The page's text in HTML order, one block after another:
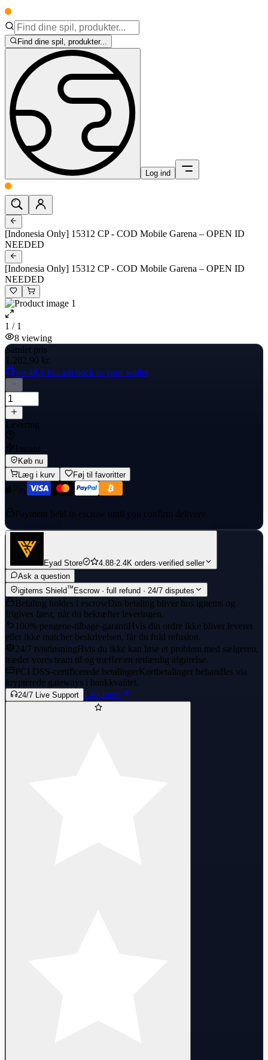
Find dine spil, produkter...
Log ind
[Indonesia Only] 15312 CP - COD Mobile Garena – OPEN ID
NEEDED
[Indonesia Only] 15312 CP - COD Mobile Garena – OPEN ID
NEEDED
1 / 1
8 viewing
Samlet pris
1.202,90 kr.
+≈ 48,1 kr.cash back to your wallet
Levering
Instant
Køb nu
Læg i kurv
Føj til favoritter
Payment held in escrow until you confirm delivery
Eyad Store 4.88·2.4K orders·verified seller
Ask a question
igitems Shield™ Escrow · full refund · 24/7 disputes
Betaling holdes i escrowDin betaling bliver hos igitems og
frigives først, når du bekræfter leveringen.
100% pengene-tilbage-garantiHvis din ordre ikke bliver leveret
eller ikke matcher beskrivelsen, får du fuld refusion.
24/7 tvistløsningHvis du ikke kan løse et problem med sælgeren,
træder vores team til og træffer en retfærdig afgørelse.
PCI DSS-certificerede betalingerKortbetalinger behandles via
krypterede gateways i bankkvalitet.
24/7 Live Support Læs mere